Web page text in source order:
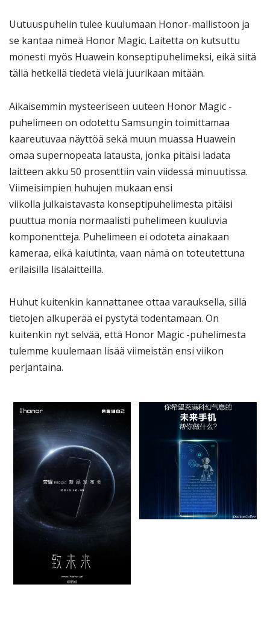
Uutuuspuhelin tulee kuulumaan Honor-mallistoon ja
se kantaa nimeä Honor Magic. Laitetta on kutsuttu
monesti myös Huawein konseptipuhelimeksi, eikä siitä
tällä hetkellä tiedetä vielä juurikaan mitään.
Aikaisemmin mysteeriseen uuteen Honor Magic -
puhelimeen on odotettu Samsungin toimittamaa
kaareutuvaa näyttöä sekä muun muassa Huawein
omaa supernopeata latausta, jonka pitäisi ladata
laitteen akku 50 prosenttiin vain viidessä minuutissa.
Viimeisimpien huhujen mukaan ensi
viikolla julkaistavasta konseptipuhelimesta pitäisi
puuttua monia normaalisti puhelimeen kuuluvia
komponentteja. Puhelimeen ei odoteta ainakaan
kameraa, eikä kaiutinta, vaan nämä on toteutettuna
erilaisilla lisälaitteilla.
Huhut kuitenkin kannattanee ottaa varauksella, sillä
tietojen alkuperää ei pystytä todentamaan. On
kuitenkin nyt selvää, että Honor Magic -puhelimesta
tulemme kuulemaan lisää viimeistän ensi viikon
perjantaina.